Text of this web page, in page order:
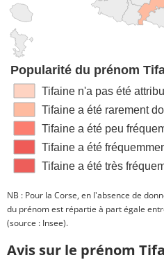
Popularité du prénom
Tifaine n'a pas été
Tifaine a été rarement
Tifaine a été peu
Tifaine a été
Tifaine a été très
NB : Pour la Corse, en l'absence de
du prénom est répartie à part égale
(source : Insee).
Avis sur le prénom